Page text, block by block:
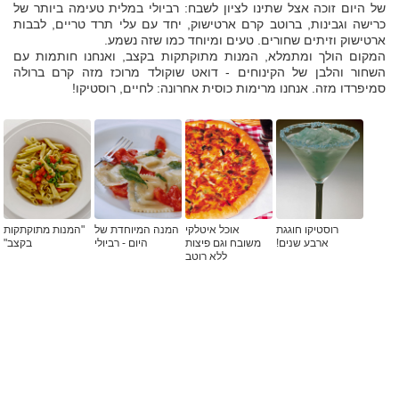
של היום זוכה אצל שתינו לציון לשבח: רביולי במלית טעימה ביותר של
כרישה וגבינות, ברוטב קרם ארטישוק, יחד עם עלי תרד טריים, לבבות
ארטישוק וזיתים שחורים. טעים ומיוחד כמו שזה נשמע.
המקום הולך ומתמלא, המנות מתוקתקות בקצב, ואנחנו חותמות עם
השחור והלבן של הקינוחים - דואט שוקולד מרוכז מזה קרם ברולה
סמיפרדו מזה. אנחנו מרימות כוסית אחרונה: לחיים, רוסטיקו!
רוסטיקו חוגגת
ארבע שנים!
אוכל איטלקי
משובח וגם פיצות
ללא רוטב
המנה המיוחדת של
היום - רביולי
"המנות מתוקתקות
בקצב"